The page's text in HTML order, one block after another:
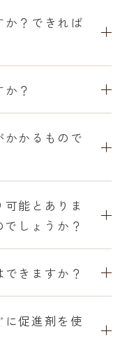
か？できれば
？
かるもので
能とありま
しょうか？
きますか？
促進剤を使